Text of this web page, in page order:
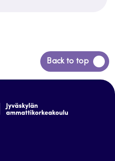
Back to top
Siirry
takaisin